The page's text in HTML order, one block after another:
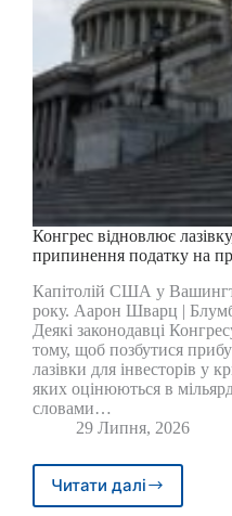
Конгрес відновлює
припинення податку на
Капітолій США у
року. Аарон Шварц |
Деякі законодавці
тому, щоб позбутися
лазівки для інвесторів у
яких оцінюються в
словами…
29 Липня, 2026
Читати далі
Конгрес